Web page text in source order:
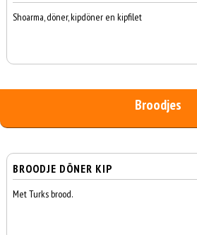
Shoarma, döner, kipdöner en kipfilet
Broodjes
BROODJE DÖNER KIP
Met Turks brood.